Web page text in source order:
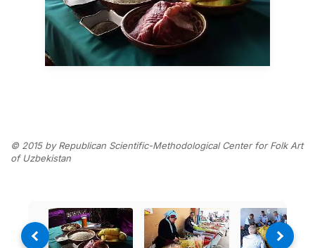
© 2015 by Republican Scientific-Methodological Center for Folk Art
of Uzbekistan